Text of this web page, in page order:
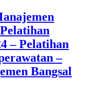
– Pelatihan
–
Bangsal